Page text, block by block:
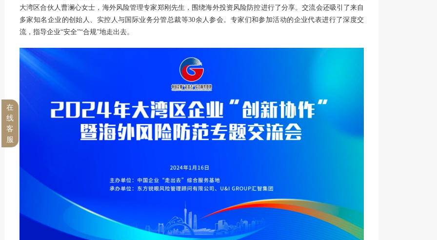
大湾区合伙人曹澜心女士，海外风险管理专家郑刚先生，围绕海外投资风险防控进行了分享。交流会还吸引了来自
多家知名企业的创始人、实控人与国际业务分管总裁等30余人参会。专家们和参加活动的企业代表进行了深度交
流，指导企业“安全”“合规”地走出去。
在
线
客
服